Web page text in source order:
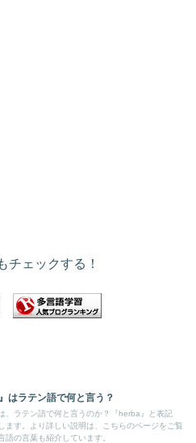
チェックする！
はラテン語で何と言う？
、ラテン語で何と言うのか？『herba』と表記
ます。より詳しい説明は、こちらのページをご覧
語の言葉も紹介しています。